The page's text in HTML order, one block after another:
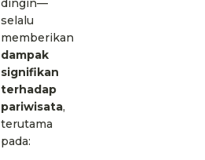
selalu
memberikan
dampak
signifikan
terhadap
pariwisata,
terutama
pada: